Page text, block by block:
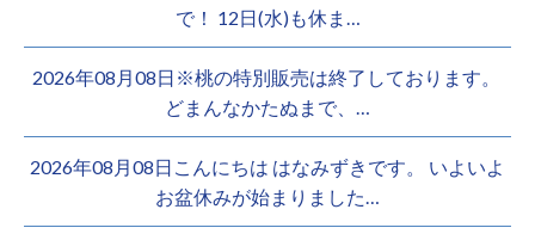
で！ 12日(水)も休ま…
2026年08月08日※桃の特別販売は終了しております。 ️
どまんなかたぬまで、…
2026年08月08日こんにちは はなみずきです。 いよいよ
お盆休みが始まりました…